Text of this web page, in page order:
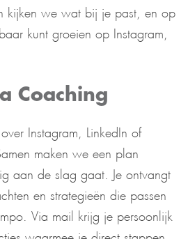
kijken we wat bij je past, en op
kunt groeien op Instagram,
Coaching
Instagram, LinkedIn of
maken we een plan
aan de slag gaat. Je ontvangt
en strategieën die passen
Via mail krijg je persoonlijk
waarmee je direct stappen